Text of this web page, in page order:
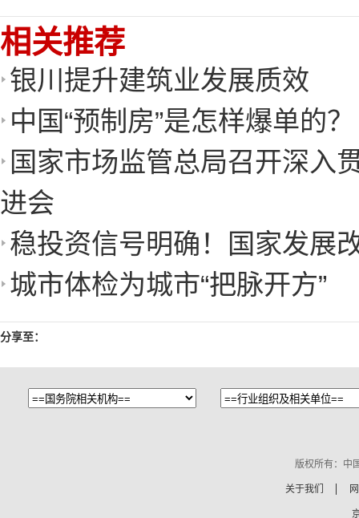
相关推荐
银川提升建筑业发展质效
中国“预制房”是怎样爆单的？
国家市场监管总局召开深入
进会
稳投资信号明确！国家发展
城市体检为城市“把脉开方”
分享至：
版权所有：中
关于我们